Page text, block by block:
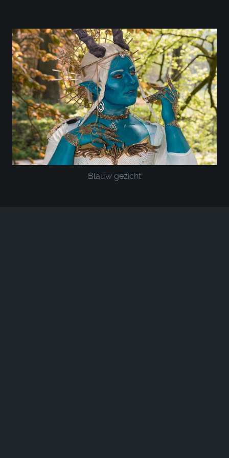
Blauw gezicht